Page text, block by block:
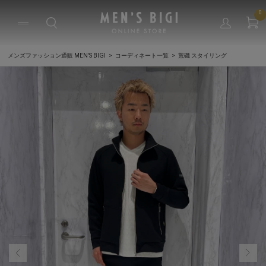
0
メンズファッション通販 MEN'S BIGI コーディネート一覧 荒磯 スタイリング